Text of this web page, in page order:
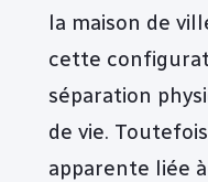
la maison de
cette
séparation
de vie.
apparente liée